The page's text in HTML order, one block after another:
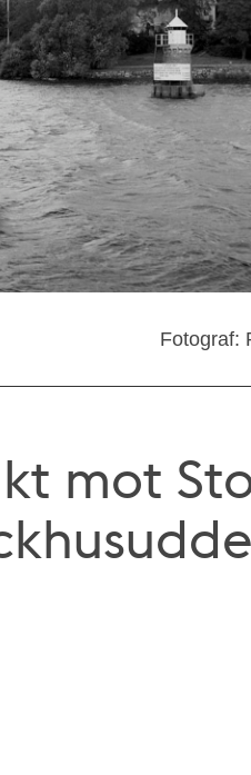
Fotograf:
mot